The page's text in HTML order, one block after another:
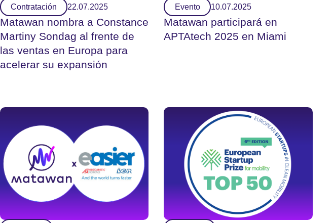
Contratación 22.07.2025
Matawan nombra a Constance
Martiny Sondag al frente de
las ventas en Europa para
acelerar su expansión
Evento 10.07.2025
Matawan participará en
APTAtech 2025 en Miami